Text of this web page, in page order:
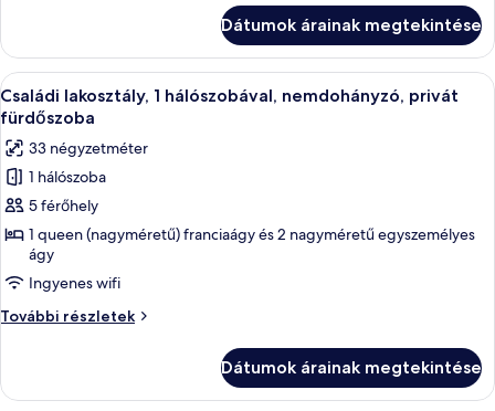
részletei
Dátumok árainak megtekintése
A
következő
szoba
összes
képének
megtekintése:
Családi
lakosztály,
1
hálószobával,
fürdőszoba
Egy modern szállodaszoba,
20
Családi lakosztály, 1 hálószobával, nemdohányzó, privát
fürdőszoba
33 négyzetméter
1 hálószoba
5 férőhely
1 queen (nagyméretű) franciaágy és 2 nagyméretű egyszemélyes
ágy
Ingyenes wifi
További részletek
Családi
nemdohányzó,
Dátumok árainak megtekintése